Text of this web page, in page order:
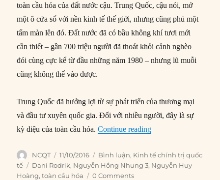
toàn cầu hóa của đất nước cậu. Trung Quốc, cậu nói, mở
một ô cửa sổ với nền kinh tế thế giới, nhưng cũng phủ một
tấm màn lên đó. Đất nước đã có bầu không khí tươi mới
cần thiết – gần 700 triệu người đã thoát khỏi cảnh nghèo
đói cùng cực kể từ đầu những năm 1980 – nhưng lũ muỗi
cũng không thể vào được.
Trung Quốc đã hưởng lợi từ sự phát triển của thương mại
và đầu tư xuyên quốc gia. Đối với nhiều người, đây là sự
kỳ diệu của toàn cầu hóa.Continue reading“Cách dung hòa toàn
Author
NCQT
Posted
on
11/10/2016 Categories
Bình luận, Kinh tế chính trị quốc
tế
Tags
Dani Rodrik, Nguyễn Hồng Nhung 3, Nguyễn Huy
Hoàng,toàn cầu hóa 0 Comments